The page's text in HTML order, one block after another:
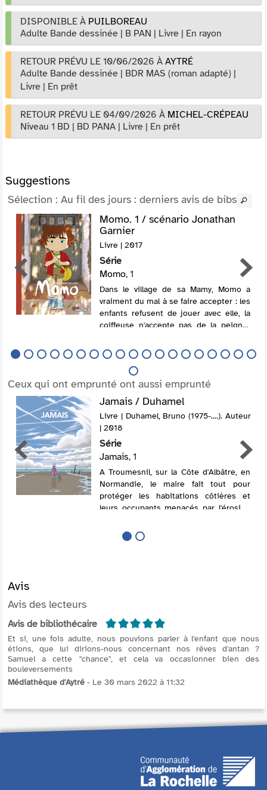
DISPONIBLE À PUILBOREAU
Adulte Bande dessinée | B PAN | Livre | En rayon
RETOUR PRÉVU LE 10/06/2026 À AYTRÉ
Adulte Bande dessinée | BDR MAS (roman adapté) |
Livre | En prêt
RETOUR PRÉVU LE 04/09/2026 À MICHEL-CRÉPEAU
Niveau 1 BD | BD PANA | Livre | En prêt
Suggestions
Sélection : Au fil des jours : derniers avis de bibs
Momo. 1 / scénario Jonathan
Garnier
Livre | 2017
Série
Momo, 1
Dans le village de sa Mamy, Momo a
vraiment du mal à se faire accepter : les
enfants refusent de jouer avec elle, la
coiffeuse n'accepte pas de la peigner
poissonnière qui la traite de voleus...
Ceux qui ont emprunté ont aussi emprunté
Jamais / Duhamel
Livre | Duhamel, Bruno (1975-....). Auteur
| 2018
Série
Jamais, 1
A Troumesnil, sur la Côte d'Albâtre, en
Normandie, le maire fait tout pour
protéger les habitations côtières et
leurs occupants menacés par l'érosion
vent. Mais Madeleine, 95 ans et
aveugle...
Avis
Avis des lecteurs
Avis de bibliothécaire 5/5
Et si, une fois adulte, nous pouvions parler à l'enfant que nous
étions, que lui dirions-nous concernant nos rêves d'antan ?
Samuel a cette "chance", et cela va occasionner bien des
bouleversements
Médiathèque d'Aytré - Le 30 mars 2022 à 11:32